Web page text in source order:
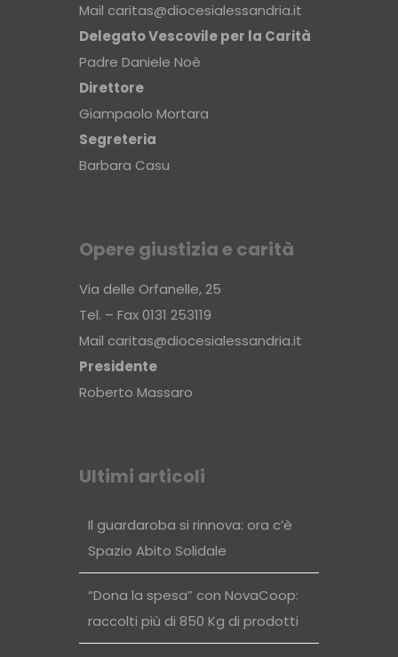
Mail caritas@diocesialessandria.it
Delegato Vescovile per la Carità
Padre Daniele Noè
Direttore
Giampaolo Mortara
Segreteria
Barbara Casu
Opere giustizia e carità
Via delle Orfanelle, 25
Tel. – Fax 0131 253119
Mail caritas@diocesialessandria.it
Presidente
Roberto Massaro
Ultimi articoli
Il guardaroba si rinnova: ora c’è
Spazio Abito Solidale
“Dona la spesa” con NovaCoop:
raccolti più di 850 Kg di prodotti